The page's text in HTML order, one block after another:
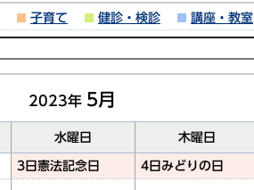
子育て 健診・検診 講座・教室
2023年 5月
水曜日 木曜日
3日 憲法記念日 4日 みどりの日